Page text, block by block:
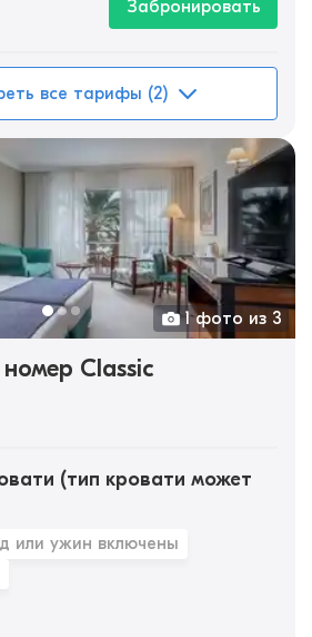
Забронировать
все тарифы (2)
1 фото из 3
Classic
(тип кровати может
или ужин включены